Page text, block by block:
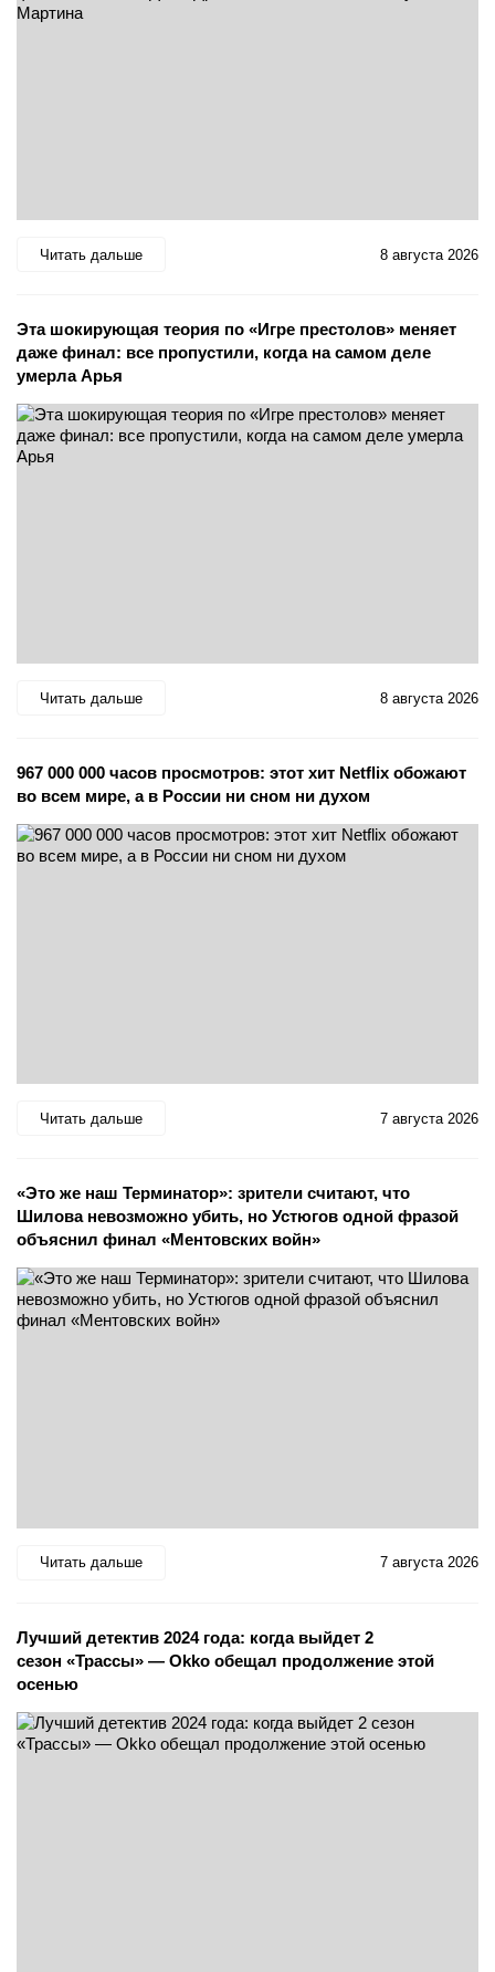
Читать дальше 8 августа 2026
Эта шокирующая теория по «Игре престолов» меняет
даже финал: все пропустили, когда на самом деле
умерла Арья
Читать дальше 8 августа 2026
967 000 000 часов просмотров: этот хит Netflix обожают
во всем мире, а в России ни сном ни духом
Читать дальше 7 августа 2026
«Это же наш Терминатор»: зрители считают, что
Шилова невозможно убить, но Устюгов одной фразой
объяснил финал «Ментовских войн»
Читать дальше 7 августа 2026
Лучший детектив 2024 года: когда выйдет 2
сезон «Трассы» — Okko обещал продолжение этой
осенью